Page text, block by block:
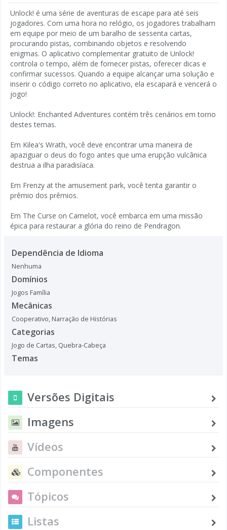
Unlock! é uma série de aventuras de escape para até seis
jogadores. Com uma hora no relógio, os jogadores trabalham
em equipe por meio de um baralho de sessenta cartas,
procurando pistas, combinando objetos e resolvendo
enigmas. O aplicativo complementar gratuito de Unlock!
controla o tempo, além de fornecer pistas, oferecer dicas e
confirmar sucessos. Quando a equipe alcançar uma solução e
inserir o código correto no aplicativo, ela escapará e vencerá o
jogo!
Unlock!: Enchanted Adventures contém três cenários em torno
destes temas.
Em Kilea's Wrath, você deve encontrar uma maneira de
apaziguar o deus do fogo antes que uma erupção vulcânica
destrua a ilha paradisíaca.
Em Frenzy at the amusement park, você tenta garantir o
prêmio dos prêmios.
Em The Curse on Camelot, você embarca em uma missão
épica para restaurar a glória do reino de Pendragon.
Dependência de Idioma
Nenhuma
Domínios
Jogos Família
Mecânicas
Cooperativo, Narração de Histórias
Categorias
Jogo de Cartas, Quebra-Cabeça
Temas
Versões Digitais
Imagens
Vídeos
Componentes
Tópicos
Listas